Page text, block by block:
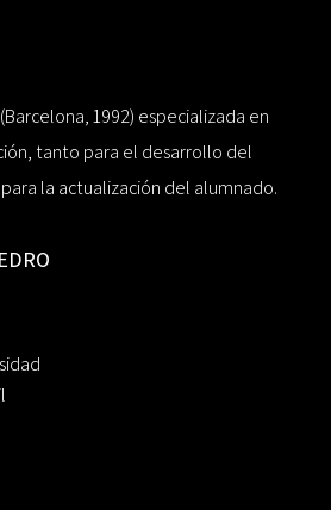
1992) especializada en
tanto para el desarrollo del
la actualización del alumnado.